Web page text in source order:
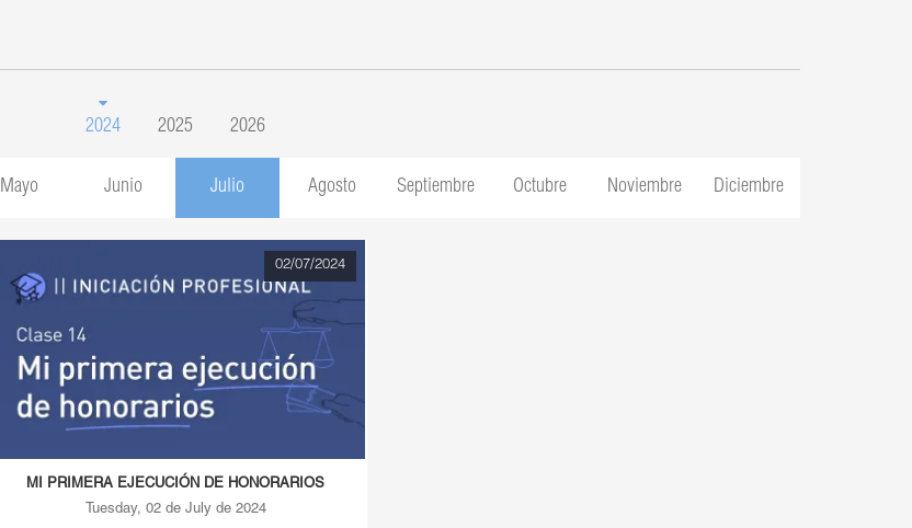
2024 2025 2026
Mayo Junio Julio Agosto Septiembre Octubre Noviembre Diciembre
02/07/2024
MI PRIMERA EJECUCIÓN DE HONORARIOS
Tuesday, 02 de July de 2024